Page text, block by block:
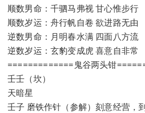
顺数男命：千驷马弗视 甘心惟步行
顺数岁运：舟行帆自卷 欲进路无由
逆数男命：月明春水满 四面八方流
逆数岁运：玄豹变成虎 喜意自非常
=============鬼谷两头钳
壬壬（坎）
天暗星
壬子 磨铁作针（参解）刻意经营，